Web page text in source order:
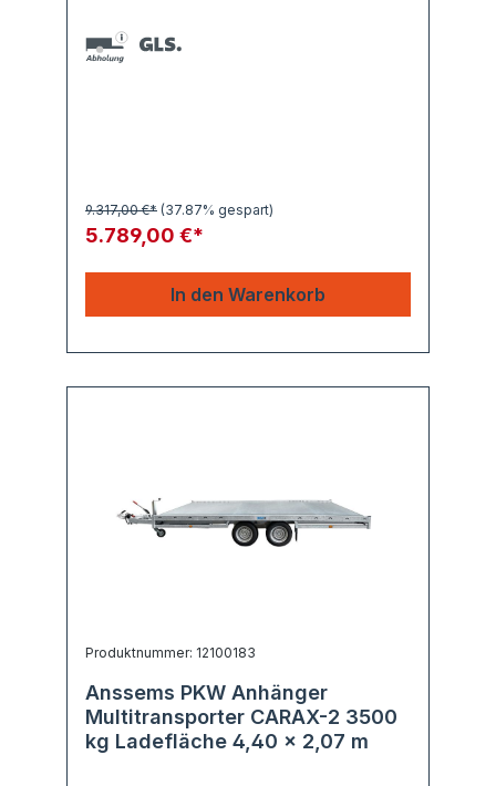
5.789,00 €*
9.317,00 €* (37.87% gespart)
In den Warenkorb
Produktnummer: 12100183
Anssems PKW Anhänger
Multitransporter CARAX-2 3500
kg Ladefläche 4,40 x 2,07 m